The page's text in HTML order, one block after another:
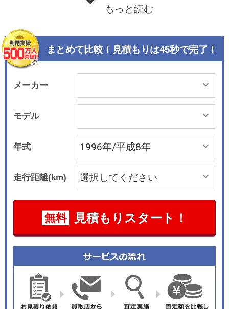
もっと読む
まとめて比較！見積もりは45秒で完了！
メーカー
モデル
年式
走行距離(km)
無料 見積もりスタート！